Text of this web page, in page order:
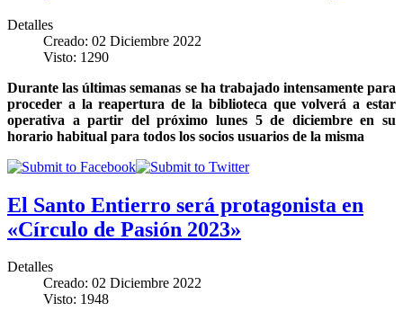
Detalles
Creado: 02 Diciembre 2022
Visto: 1290
Durante las últimas semanas se ha trabajado intensamente para
proceder a la reapertura de la biblioteca que volverá a estar
operativa a partir del próximo lunes 5 de diciembre en su
horario habitual para todos los socios usuarios de la misma
El Santo Entierro será protagonista en
«Círculo de Pasión 2023»
Detalles
Creado: 02 Diciembre 2022
Visto: 1948